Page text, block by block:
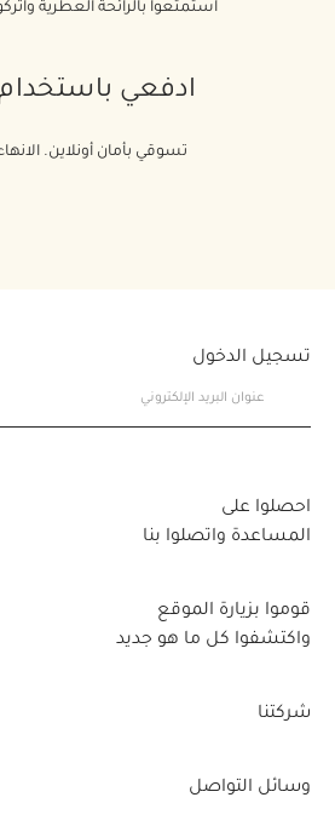
استمتعوا بالرائحة العطرية
ادفعي
تسوقي بأمان أونلاين.
تسجيل الدخول
احصلوا على
المساعدة واتصلوا بنا
اتصلوا بنا
تفاصيل الشحن
قوموا بزيارة الموقع
واكتشفوا كل ما هو جديد
مزايا مجانية
شركتنا
وسائل التواصل